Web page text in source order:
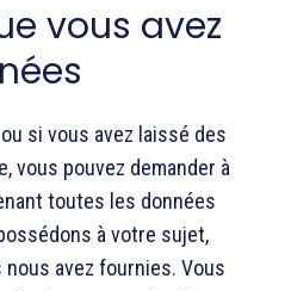
vous avez
si vous avez laissé des
vous pouvez demander à
toutes les données
à votre sujet,
avez fournies. Vous